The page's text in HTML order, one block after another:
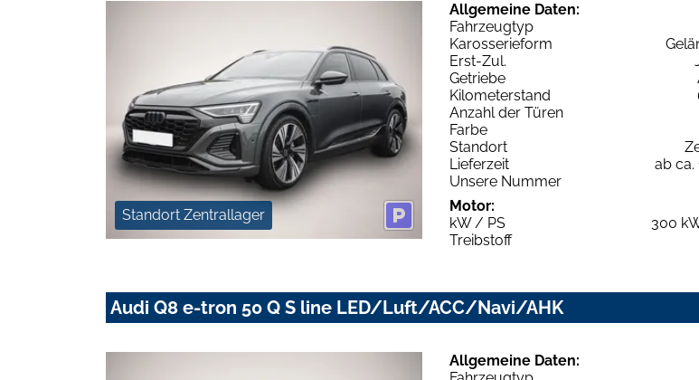
Standort Zentrallager
Allgemeine Daten:
Fahrzeugtyp
Karosserieform
Erst-Zul.
Getriebe
Kilometerstand
Anzahl der Türen
Farbe
Standort
Lieferzeit
ab ca.
Unsere Nummer
Motor:
kW / PS
300
Treibstoff
Audi Q8 e-tron 50 Q S line LED/Luft/ACC/Navi/AHK
Allgemeine Daten: